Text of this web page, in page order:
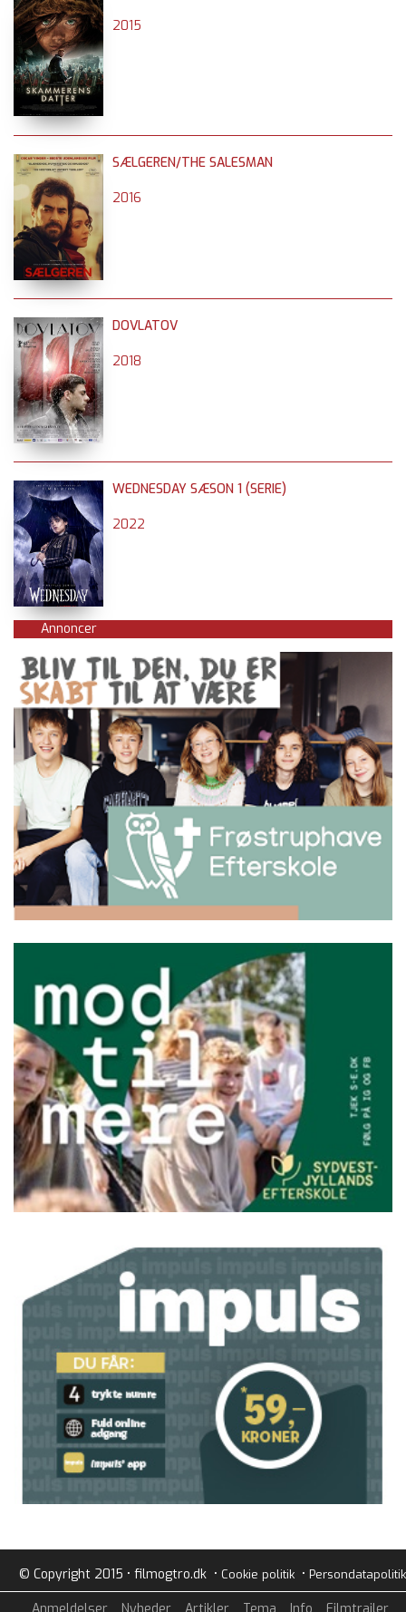
2015
SÆLGEREN/THE SALESMAN
2016
DOVLATOV
2018
WEDNESDAY SÆSON 1 (SERIE)
2022
Annoncer
© Copyright 2015 • filmogtro.dk • Cookie politik• Persondatapolitik